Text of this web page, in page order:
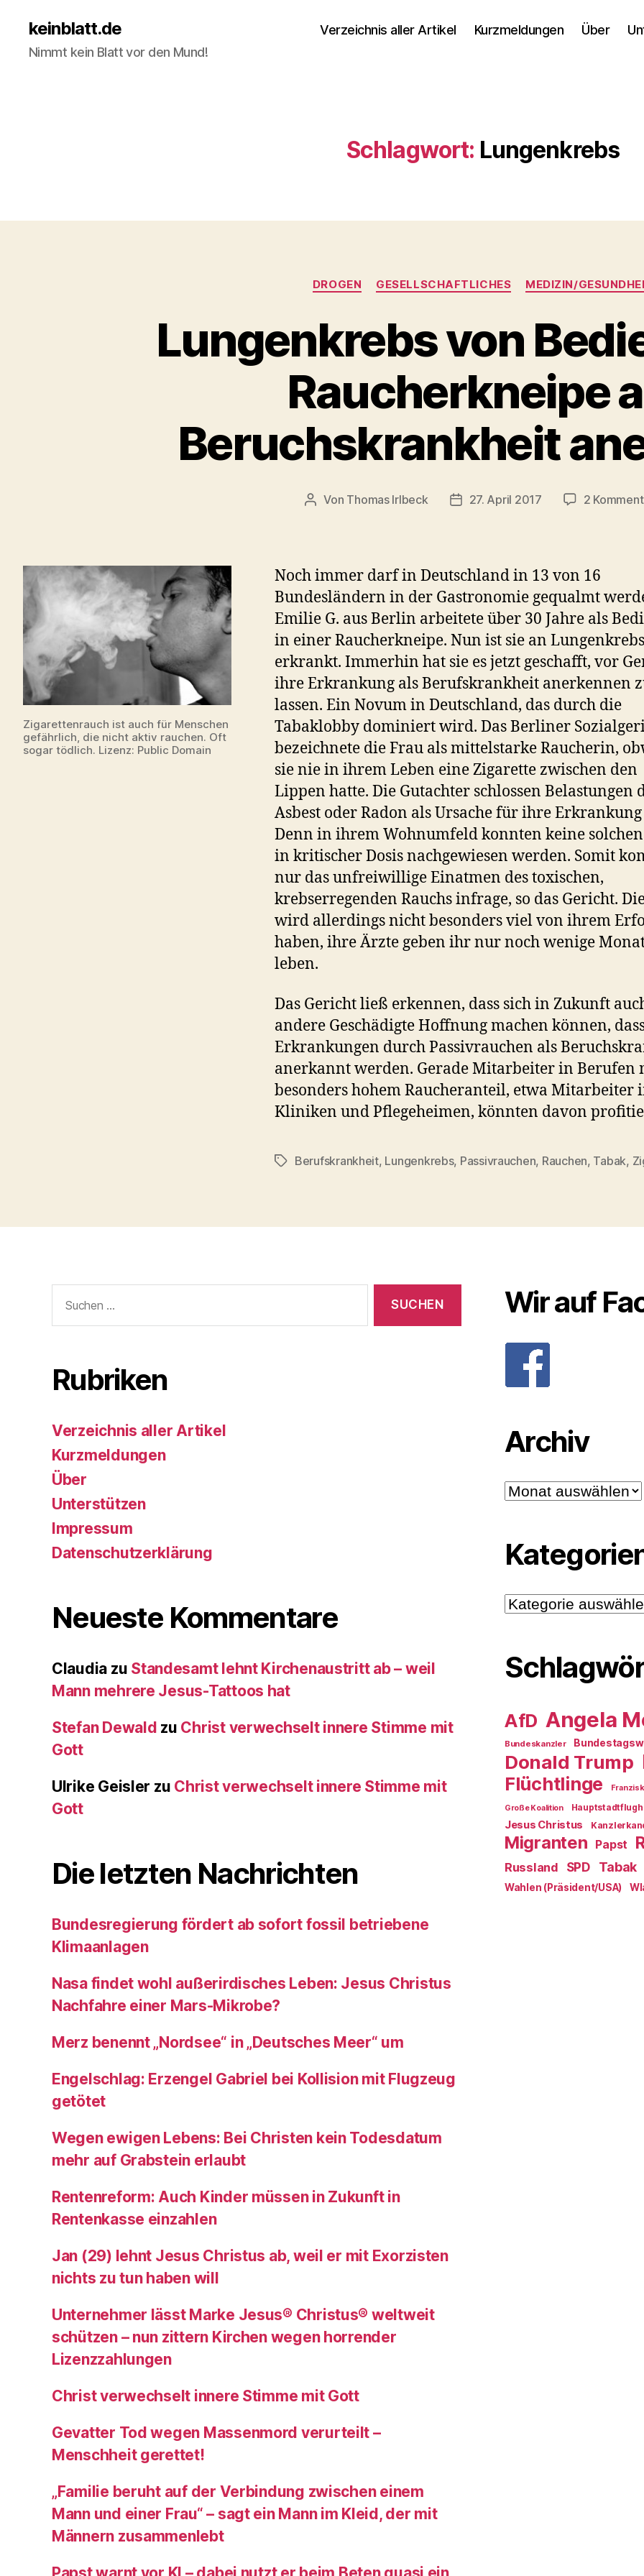
keinblatt.de
Nimmt kein Blatt vor den Mund!
Verzeichnis aller Artikel Kurzmeldungen Über
Schlagwort: Lungenkrebs
Kategorien
DROGEN GESELLSCHAFTLICHES MEDIZIN/
Lungenkrebs von
Raucherkneipe
Beruchskrankheit
Beitragsautor
Von Thomas Irlbeck Veröffentlichungsdatum
27. April 2017 2
Zigarettenrauch ist auch für Menschen
gefährlich, die nicht aktiv rauchen. Oft
sogar tödlich. Lizenz: Public Domain
Noch immer darf in Deutschland in 13 von 16
Bundesländern in der Gastronomie gequalmt
Emilie G. aus Berlin arbeitete über 30 Jahre als
in einer Raucherkneipe. Nun ist sie an Lungenkrebs
erkrankt. Immerhin hat sie es jetzt geschafft, vor
ihre Erkrankung als Berufskrankheit anerkennen
lassen. Ein Novum in Deutschland, das durch die
Tabaklobby dominiert wird. Das Berliner
bezeichnete die Frau als mittelstarke Raucherin,
sie nie in ihrem Leben eine Zigarette zwischen den
Lippen hatte. Die Gutachter schlossen Belastungen
Asbest oder Radon als Ursache für ihre Erkrankung
Denn in ihrem Wohnumfeld konnten keine
in kritischer Dosis nachgewiesen werden. Somit
nur das unfreiwillige Einatmen des toxischen,
krebserregenden Rauchs infrage, so das Gericht.
wird allerdings nicht besonders viel von ihrem
haben, ihre Ärzte geben ihr nur noch wenige
leben.
Das Gericht ließ erkennen, dass sich in Zukunft
andere Geschädigte Hoffnung machen können,
Erkrankungen durch Passivrauchen als
anerkannt werden. Gerade Mitarbeiter in Berufen
besonders hohem Raucheranteil, etwa Mitarbeiter
Kliniken und Pflegeheimen, könnten davon
Schlagwörter
Berufskrankheit, Lungenkrebs, Passivrauchen, Rauchen, Tabak,
nach:
Rubriken
Verzeichnis aller Artikel
Kurzmeldungen
Über
Unterstützen
Impressum
Datenschutzerklärung
Neueste Kommentare
Claudia zu Standesamt lehnt Kirchenaustritt ab – weil
Mann mehrere Jesus-Tattoos hat
Stefan Dewald zu Christ verwechselt innere Stimme mit
Gott
Ulrike Geisler zu Christ verwechselt innere Stimme mit
Gott
Die letzten Nachrichten
Bundesregierung fördert ab sofort fossil betriebene
Klimaanlagen
Nasa findet wohl außerirdisches Leben: Jesus Christus
Nachfahre einer Mars-Mikrobe?
Merz benennt „Nordsee“ in „Deutsches Meer“ um
Engelschlag: Erzengel Gabriel bei Kollision mit Flugzeug
getötet
Wegen ewigen Lebens: Bei Christen kein Todesdatum
mehr auf Grabstein erlaubt
Rentenreform: Auch Kinder müssen in Zukunft in
Rentenkasse einzahlen
Jan (29) lehnt Jesus Christus ab, weil er mit Exorzisten
nichts zu tun haben will
Unternehmer lässt Marke Jesus® Christus® weltweit
schützen – nun zittern Kirchen wegen horrender
Lizenzzahlungen
Christ verwechselt innere Stimme mit Gott
Gevatter Tod wegen Massenmord verurteilt –
Menschheit gerettet!
„Familie beruht auf der Verbindung zwischen einem
Mann und einer Frau“ – sagt ein Mann im Kleid, der mit
Männern zusammenlebt
Wir auf
Archiv
Archiv
Kategorien
AfD Angela
Bundeskanzler
Donald Trump
Flüchtlinge
Große Koalition
Jesus Christus
Migranten Papst
Russland SPD Tabak
Wahlen (Präsident/USA)